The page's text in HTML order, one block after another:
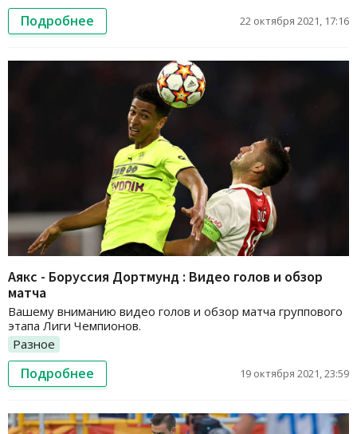
Подробнее 22 октября 2021, 17:16
Аякс - Боруссия Дортмунд : Видео голов и обзор
матча
Вашему вниманию видео голов и обзор матча группового
этапа Лиги Чемпионов.
Разное
Подробнее 19 октября 2021, 23:59